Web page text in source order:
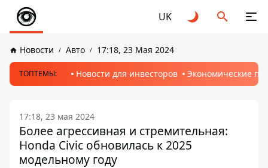
UK
Новости Авто 17:18, 23 Мая 2024
ТОПТЕМЫ: Новости для инвесторов Экономические
17:18, 23 мая 2024
Более агрессивная и стремительная:
Honda Civic обновилась к 2025
модельному году